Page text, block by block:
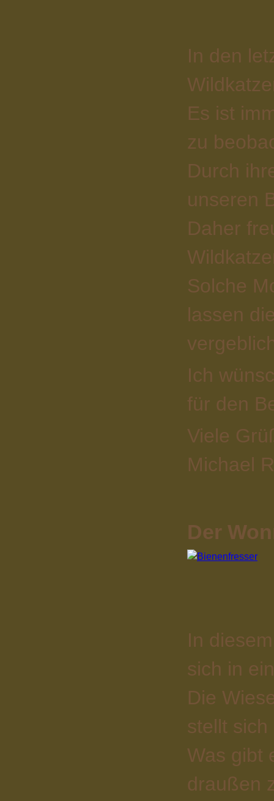
In den
Es ist
zu
Durch
unseren
Daher
Solche
lassen
Ich
für den
Viele
Michael
Der
In
sich in
Die
stellt
Was gibt
draußen